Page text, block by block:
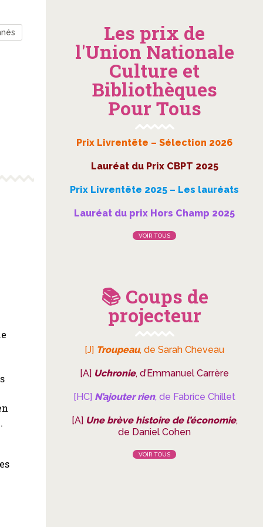
Les prix de
l'Union Nationale
Culture et
Bibliothèques
Pour Tous
Prix Livrentête – Sélection 2026
Lauréat du Prix CBPT 2025
Prix Livrentête 2025 – Les lauréats
Lauréat du prix Hors Champ 2025
VOIR TOUS
📚 Coups de
projecteur
[J] Troupeau, de Sarah Cheveau
[A] Uchronie, d’Emmanuel Carrère
[HC] N’ajouter rien, de Fabrice Chillet
[A] Une brève histoire de l’économie,
de Daniel Cohen
VOIR TOUS